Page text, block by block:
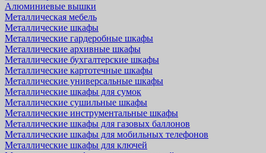
Алюминиевые вышки
Металлическая мебель
Металлические шкафы
Металлические гардеробные шкафы
Металлические архивные шкафы
Металлические бухгалтерские шкафы
Металлические картотечные шкафы
Металлические универсальные шкафы
Металлические шкафы для сумок
Металлические сушильные шкафы
Металлические инструментальные шкафы
Металлические шкафы для газовых баллонов
Металлические шкафы для мобильных телефонов
Металлические шкафы для ключей